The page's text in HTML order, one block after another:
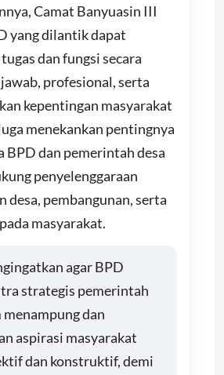
Camat Banyuasin III
yang dilantik dapat
dan fungsi secara
profesional, serta
kepentingan masyarakat
menekankan pentingnya
BPD dan pemerintah desa
penyelenggaraan
desa, pembangunan, serta
masyarakat.
agar BPD
strategis pemerintah
menampung dan
aspirasi masyarakat
dan konstruktif, demi